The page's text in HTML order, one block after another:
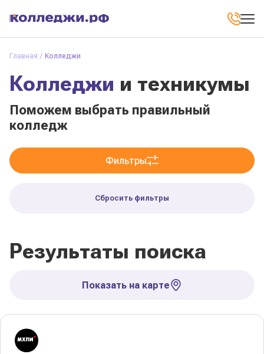
Главная Колледжи
Колледжи и техникумы
Поможем выбрать правильный
колледж
Фильтры
Сбросить фильтры
Результаты поиска
Показать на карте